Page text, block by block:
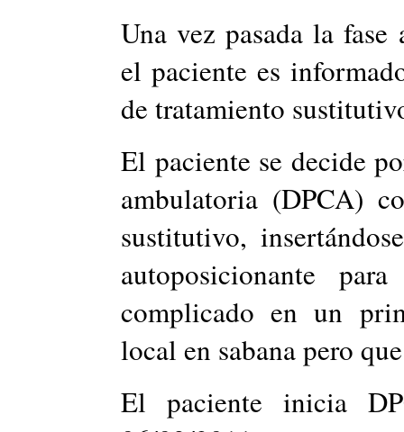
Una vez pasada la
el paciente es
de tratamiento
El paciente se decide
ambulatoria (DPCA)
sustitutivo,
autoposicionante
complicado en un
local en sabana pero
El paciente inicia